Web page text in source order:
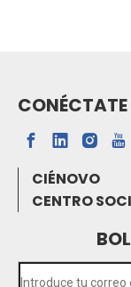
CIÉNOVO
CENTRO